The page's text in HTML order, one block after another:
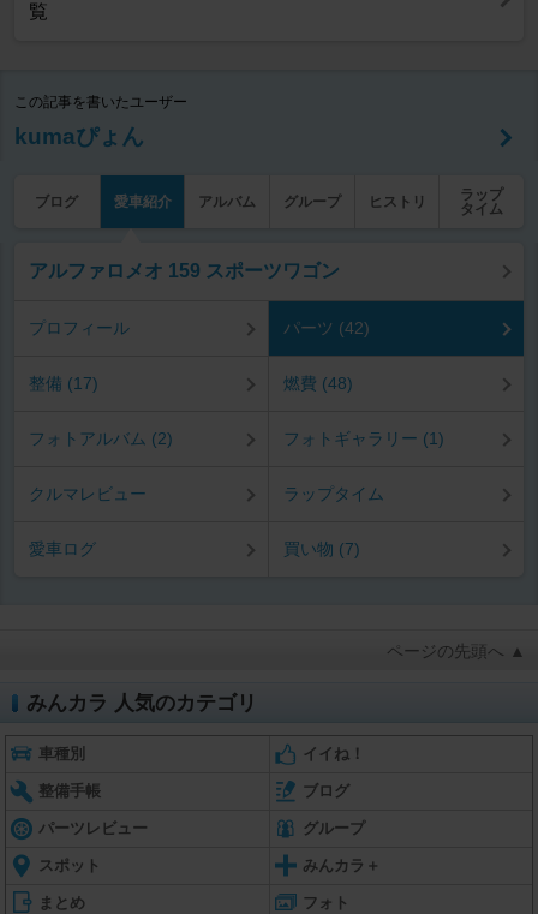
覧
この記事を書いたユーザー
kumaぴょん
ブログ 愛車紹介 アルバム グループ ヒストリ
ラップ
タイム
アルファロメオ 159 スポーツワゴン
プロフィール パーツ (42)
整備 (17) 燃費 (48)
フォトアルバム (2) フォトギャラリー (1)
クルマレビュー ラップタイム
愛車ログ 買い物 (7)
ページの先頭へ ▲
みんカラ 人気のカテゴリ
車種別 イイね！
整備手帳 ブログ
パーツレビュー グループ
スポット みんカラ＋
まとめ フォト